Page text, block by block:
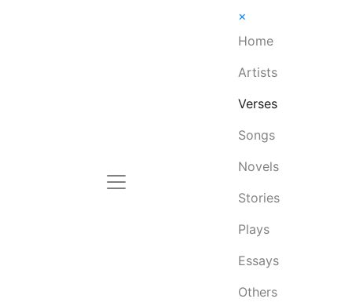
×
Home
Artists
Verses
Songs
Novels
Stories
Plays
Essays
Others